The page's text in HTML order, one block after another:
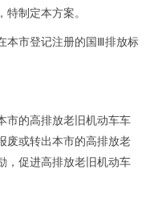
制定本方案。
市登记注册的国Ⅲ排放标
的高排放老旧机动车车
废或转出本市的高排放老
，促进高排放老旧机动车